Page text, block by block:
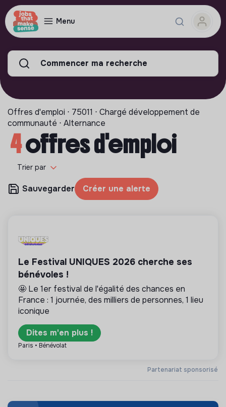
Menu
Commencer ma recherche
Offres d'emploi ⋅ 75011 ⋅ Chargé développement de
communauté ⋅ Alternance
4offres d'emploi
Trier par
Sauvegarder Créer une alerte
Partenariat sponsorisé
Le Festival UNIQUES 2026 cherche ses
bénévoles !
🤩 Le 1er festival de l'égalité des chances en
France : 1 journée, des milliers de personnes, 1 lieu
iconique
Dites m'en plus !
Paris • Bénévolat